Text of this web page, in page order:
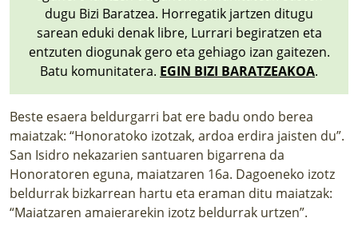
dugu Bizi Baratzea. Horregatik jartzen ditugu
sarean eduki denak libre, Lurrari begiratzen eta
entzuten diogunak gero eta gehiago izan gaitezen.
Batu komunitatera. EGIN BIZI BARATZEAKOA.
Beste esaera beldurgarri bat ere badu ondo berea
maiatzak: “Honoratoko izotzak, ardoa erdira jaisten du”.
San Isidro nekazarien santuaren bigarrena da
Honoratoren eguna, maiatzaren 16a. Dagoeneko izotz
beldurrak bizkarrean hartu eta eraman ditu maiatzak:
“Maiatzaren amaierarekin izotz beldurrak urtzen”.